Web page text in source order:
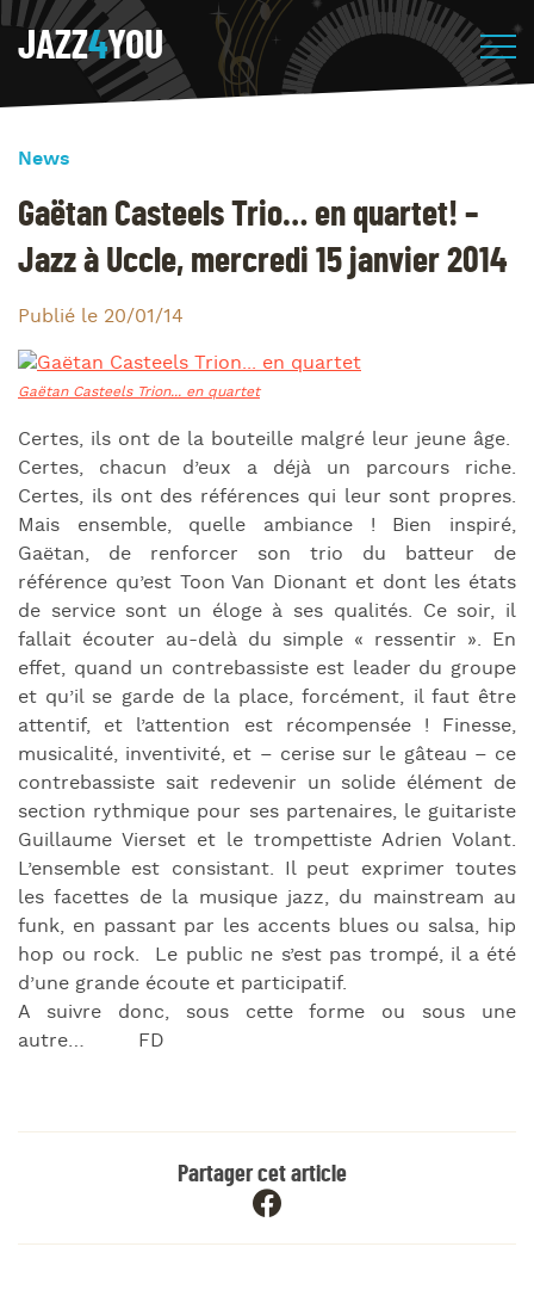
JAZZ4YOU
News
Gaëtan Casteels Trio… en quartet! –
Jazz à Uccle, mercredi 15 janvier 2014
Publié le 20/01/14
Certes, ils ont de la bouteille malgré leur jeune âge.
Certes, chacun d’eux a déjà un parcours riche.
Certes, ils ont des références qui leur sont propres.
Mais ensemble, quelle ambiance ! Bien inspiré,
Gaëtan, de renforcer son trio du batteur de
référence qu’est Toon Van Dionant et dont les états
de service sont un éloge à ses qualités. Ce soir, il
fallait écouter au-delà du simple « ressentir ». En
effet, quand un contrebassiste est leader du groupe
et qu’il se garde de la place, forcément, il faut être
attentif, et l’attention est récompensée ! Finesse,
musicalité, inventivité, et – cerise sur le gâteau – ce
contrebassiste sait redevenir un solide élément de
section rythmique pour ses partenaires, le guitariste
Guillaume Vierset et le trompettiste Adrien Volant.
L’ensemble est consistant. Il peut exprimer toutes
les facettes de la musique jazz, du mainstream au
funk, en passant par les accents blues ou salsa, hip
hop ou rock. Le public ne s’est pas trompé, il a été
d’une grande écoute et participatif.
A suivre donc, sous cette forme ou sous une
autre… FD
Partager cet article